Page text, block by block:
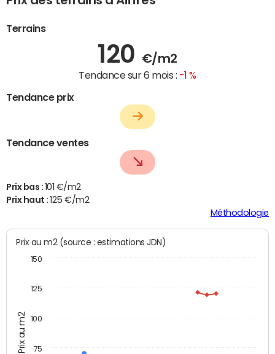
Terrains
120 €/m2
Tendance sur 6 mois : -1 %
Tendance prix
Tendance ventes
Prix bas : 101 €/m2
Prix haut :125 €/m2
Méthodologie
Prix au m2
Prix au m2 (source : estimations JDN)
75
100
125
150